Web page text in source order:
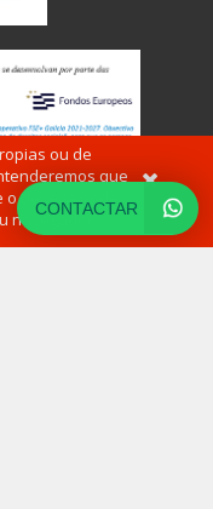
ou de
que
o desexa pode
navegador.
CONTACTAR